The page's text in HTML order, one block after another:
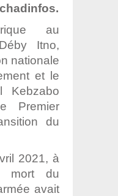
au
Itno,
nationale
et le
Kebzabo
Premier
du
2021, à
mort du
avait